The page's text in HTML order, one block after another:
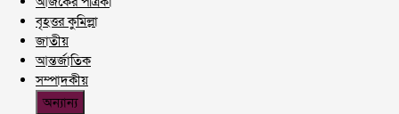
বৃহত্তর কুমিল্লা
জাতীয়
আন্তর্জাতিক
সম্পাদকীয়
অন্যান্য